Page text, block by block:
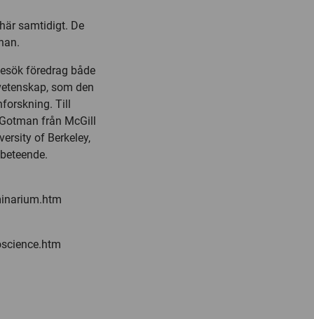
samtidigt. De
föredrag både
som den
Till
från McGill
of Berkeley,